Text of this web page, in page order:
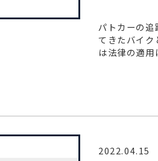
パトカーの
てきたバイク
は法律の適
2022.04.15